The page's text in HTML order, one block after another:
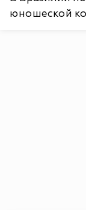
юношеской